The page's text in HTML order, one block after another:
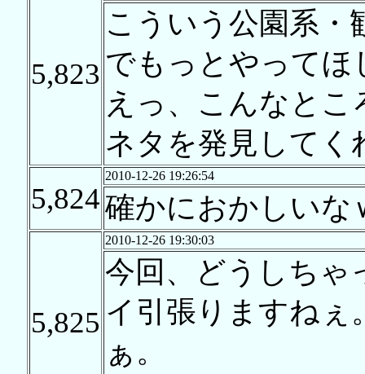
5,823
こういう公園系・
でもっとやってほ
えっ、こんなと
ネタを発見してく
5,824
2010-12-26 19:26:54
確かにおかしいな
5,825
2010-12-26 19:30:03
今回、どうしちゃ
イ引張りますねぇ
ぁ。